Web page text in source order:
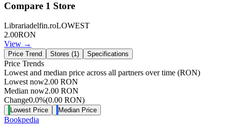
Compare 1 Store
Librariadelfin.roLOWEST
2.00RON
View →
Price Trend Stores (1) Specifications
Price Trends
Lowest and median price across all partners over time (RON)
Lowest now2.00 RON
Median now2.00 RON
Change0.0%(0.00 RON)
Lowest Price Median Price
Bookpedia